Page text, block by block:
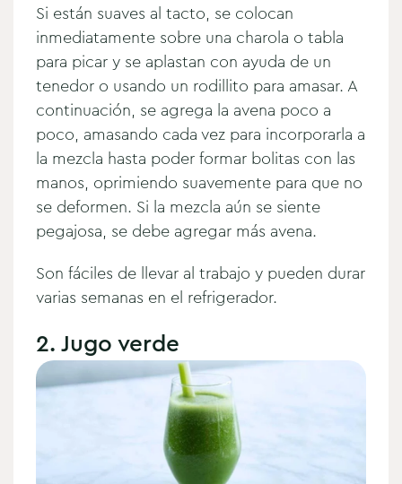
Si están suaves al tacto, se colocan
inmediatamente sobre una charola o tabla
para picar y se aplastan con ayuda de un
tenedor o usando un rodillito para amasar. A
continuación, se agrega la avena poco a
poco, amasando cada vez para incorporarla a
la mezcla hasta poder formar bolitas con las
manos, oprimiendo suavemente para que no
se deformen. Si la mezcla aún se siente
pegajosa, se debe agregar más avena.
Son fáciles de llevar al trabajo y pueden durar
varias semanas en el refrigerador.
2. Jugo verde